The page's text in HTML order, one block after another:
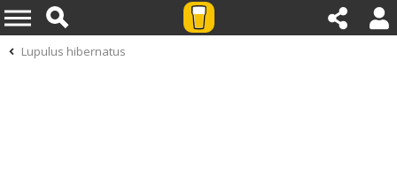
Lupulus hibernatus